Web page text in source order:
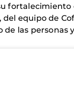
equipo de
de las